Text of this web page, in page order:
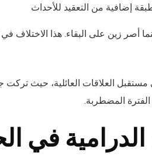
إضافية من التعقيد للأحداث
أصر زين على البقاء. هذا الاختلاف
العلاقات العائلية، حيث تركت
المضطربة.
في